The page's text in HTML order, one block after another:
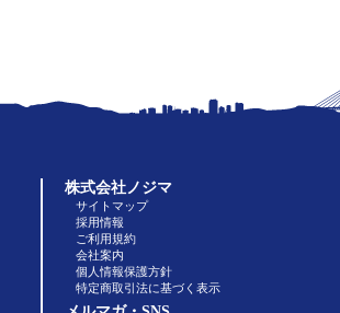
株式会社ノジマ
サイトマップ
採用情報
ご利用規約
会社案内
個人情報保護方針
特定商取引法に基づく表示